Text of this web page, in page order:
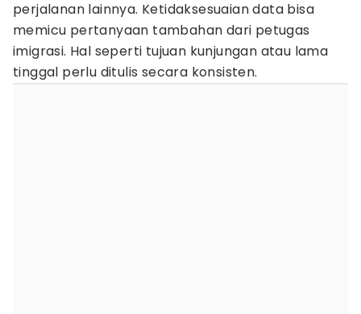
perjalanan lainnya. Ketidaksesuaian data bisa
memicu pertanyaan tambahan dari petugas
imigrasi. Hal seperti tujuan kunjungan atau lama
tinggal perlu ditulis secara konsisten.